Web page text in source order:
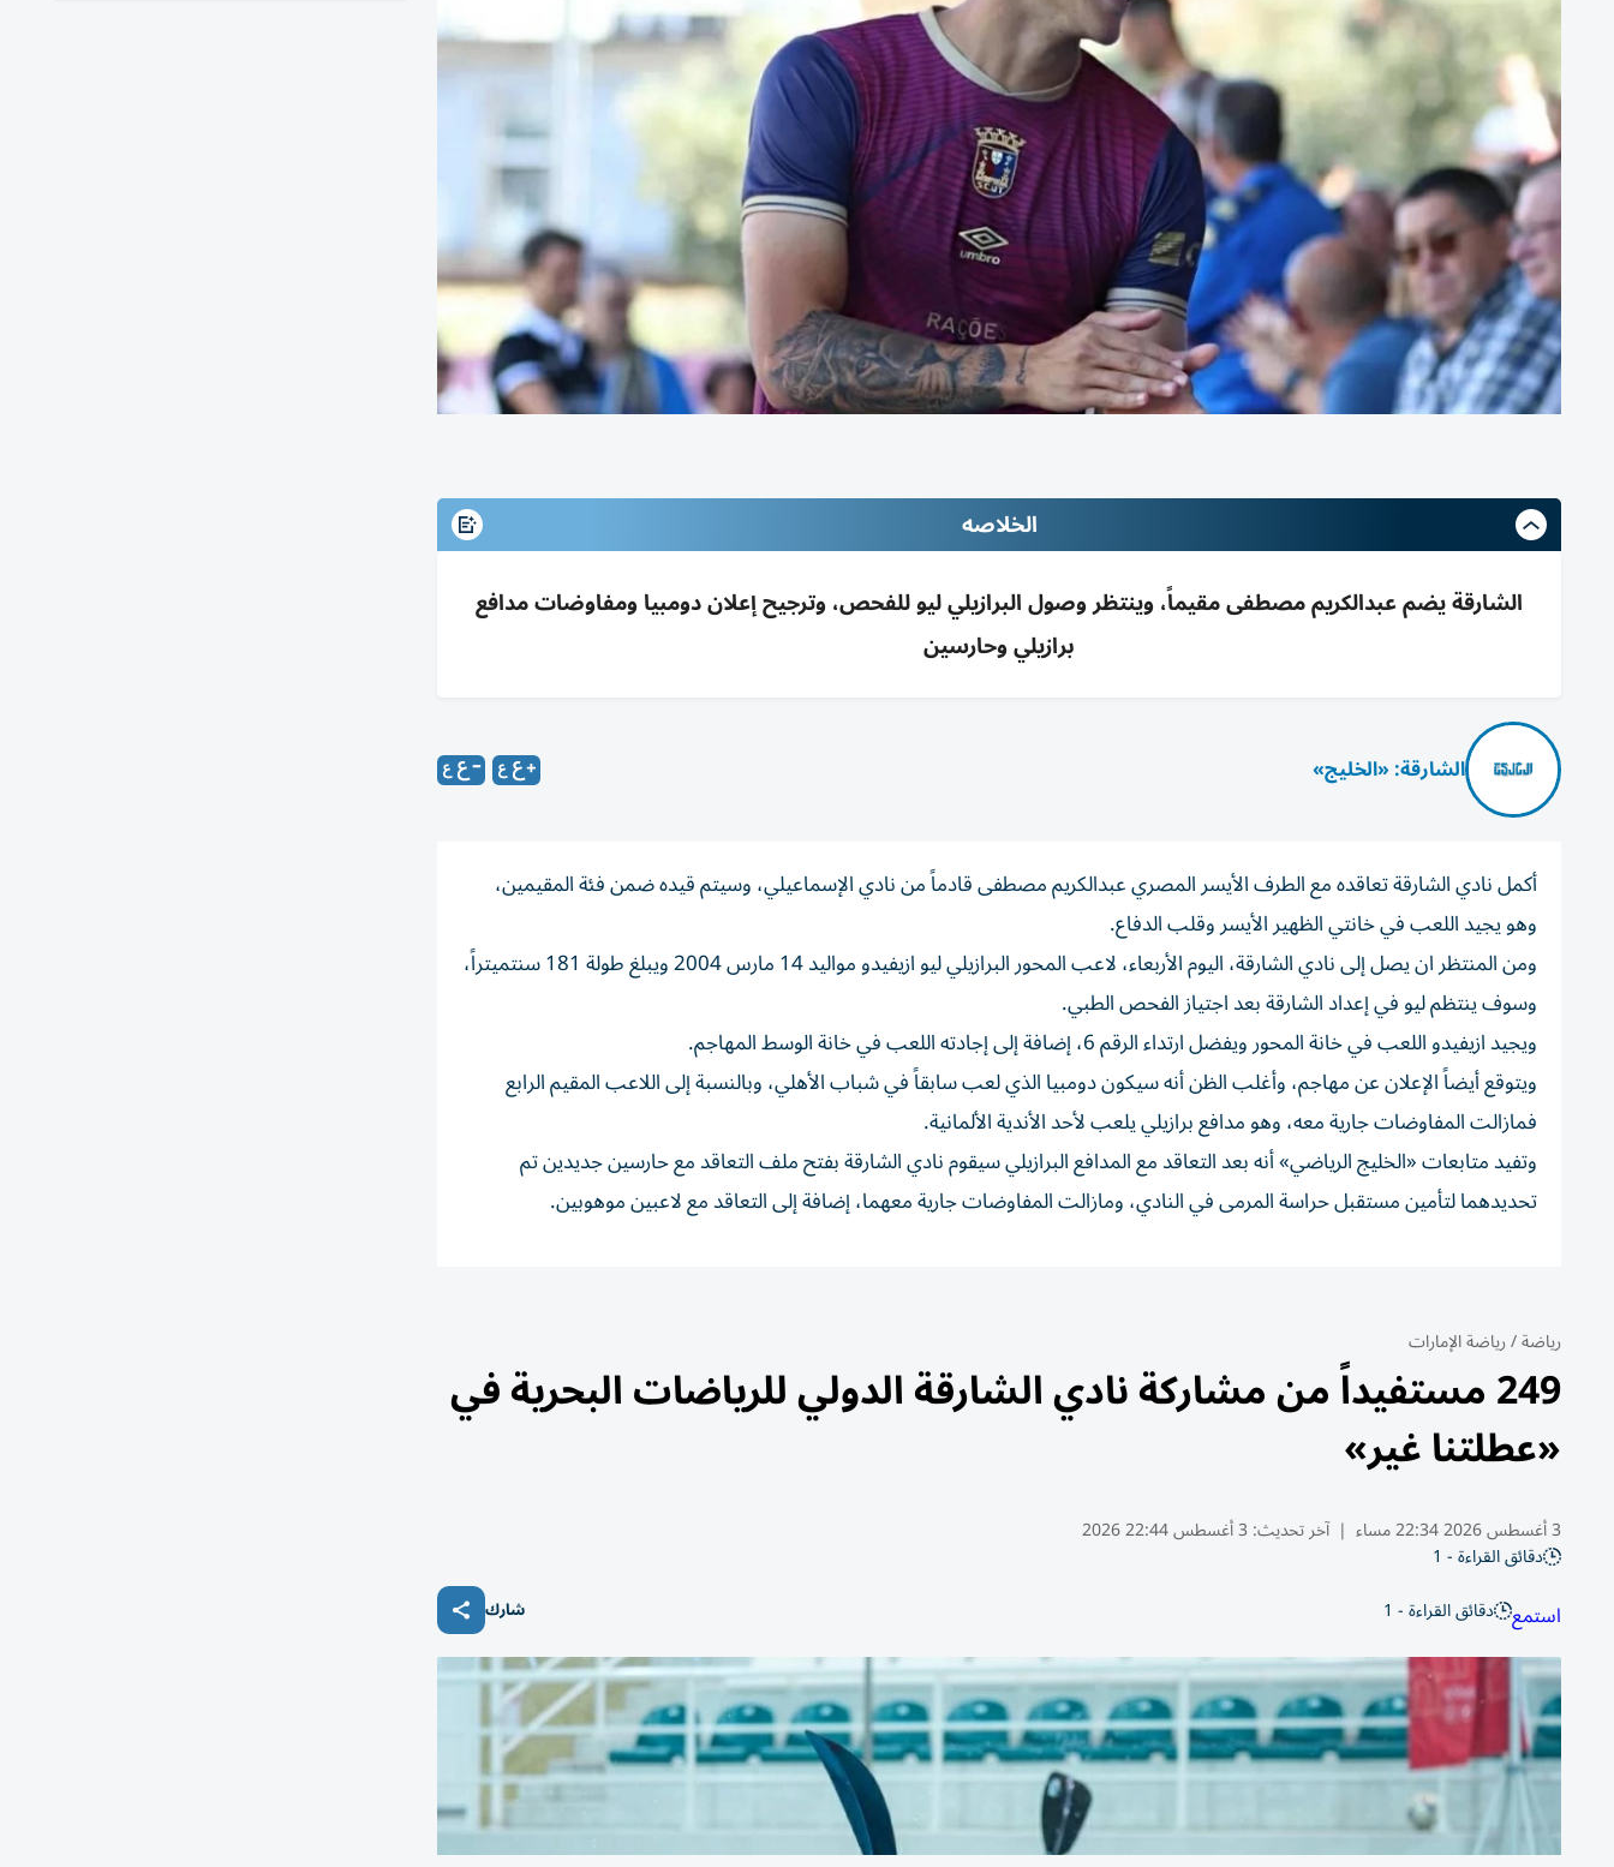
الخلاصه
الشارقة يضم عبدالكريم مصطفى مقيماً، وينتظر وصول البرازيلي ليو للفحص، وترجيح إعلان دومبيا ومفاوضات مدافع
برازيلي وحارسين
الشارقة: «الخليج»
أكمل نادي الشارقة تعاقده مع الطرف الأيسر المصري عبدالكريم مصطفى قادماً من نادي الإسماعيلي، وسيتم قيده ضمن فئة المقيمين،
وهو يجيد اللعب في خانتي الظهير الأيسر وقلب الدفاع.
ومن المنتظر ان يصل إلى نادي الشارقة، اليوم الأربعاء، لاعب المحور البرازيلي ليو ازيفيدو مواليد 14 مارس 2004 ويبلغ طولة 181 سنتميتراً،
وسوف ينتظم ليو في إعداد الشارقة بعد اجتياز الفحص الطبي.
ويجيد ازيفيدو اللعب في خانة المحور ويفضل ارتداء الرقم 6، إضافة إلى إجادته اللعب في خانة الوسط المهاجم.
ويتوقع أيضاً الإعلان عن مهاجم، وأغلب الظن أنه سيكون دومبيا الذي لعب سابقاً في شباب الأهلي، وبالنسبة إلى اللاعب المقيم الرابع
فمازالت المفاوضات جارية معه، وهو مدافع برازيلي يلعب لأحد الأندية الألمانية.
وتفيد متابعات «الخليج الرياضي» أنه بعد التعاقد مع المدافع البرازيلي سيقوم نادي الشارقة بفتح ملف التعاقد مع حارسين جديدين تم
تحديدهما لتأمين مستقبل حراسة المرمى في النادي، ومازالت المفاوضات جارية معهما، إضافة إلى التعاقد مع لاعبين موهوبين.
رياضة/رياضة الإمارات
249 مستفيداً من مشاركة نادي الشارقة الدولي للرياضات البحرية في
«عطلتنا غير»
3 أغسطس 2026 22:34 مساء | آخر تحديث: 3 أغسطس 22:44 2026
دقائق القراءة - 1
استمع دقائق القراءة - 1 شارك